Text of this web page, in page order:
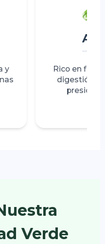
y
Rico en
digestión y
presión
Verde